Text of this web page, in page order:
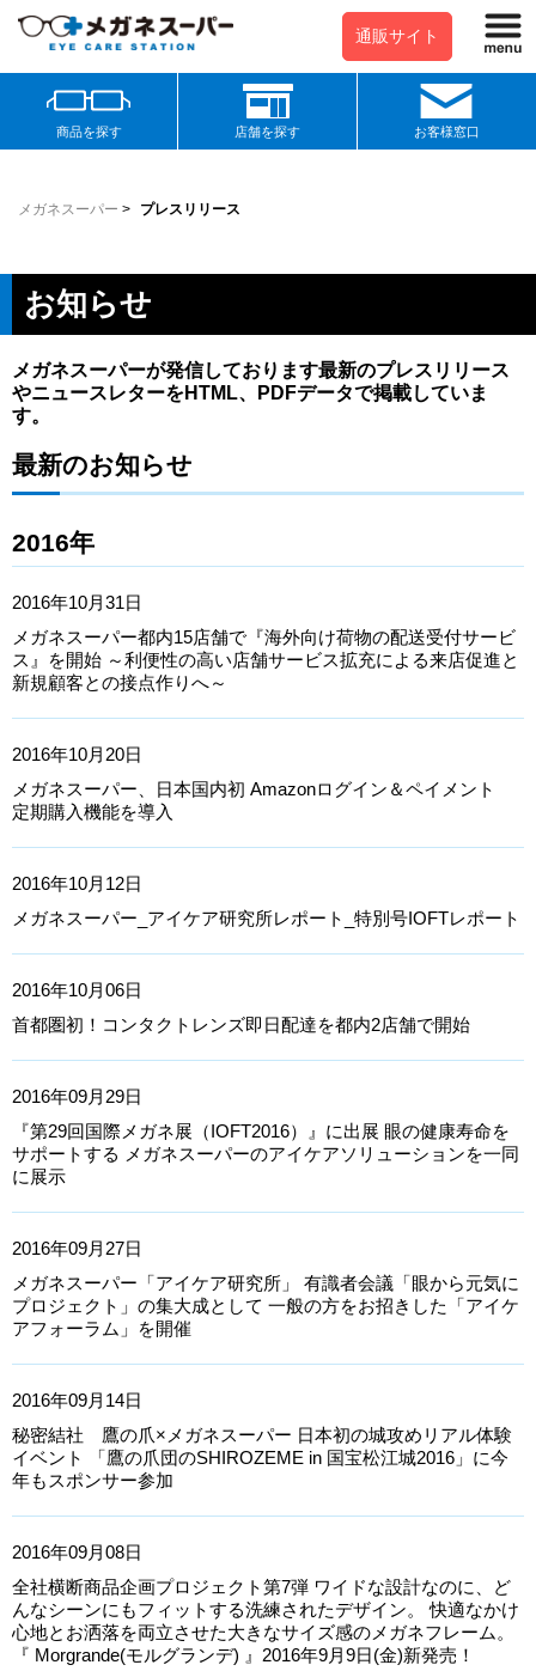
通販サイト
商品を探す 店舗を探す お客様窓口
メガネスーパー > プレスリリース
お知らせ
メガネスーパーが発信しております最新のプレスリリース
やニュースレターをHTML、PDFデータで掲載していま
す。
最新のお知らせ
2016年
2016年10月31日
メガネスーパー都内15店舗で『海外向け荷物の配送受付サービ
ス』を開始 ～利便性の高い店舗サービス拡充による来店促進と
新規顧客との接点作りへ～
2016年10月20日
メガネスーパー、日本国内初 Amazonログイン＆ペイメント
定期購入機能を導入
2016年10月12日
メガネスーパー_アイケア研究所レポート_特別号IOFTレポート
2016年10月06日
首都圏初！コンタクトレンズ即日配達を都内2店舗で開始
2016年09月29日
『第29回国際メガネ展（IOFT2016）』に出展 眼の健康寿命を
サポートする メガネスーパーのアイケアソリューションを一同
に展示
2016年09月27日
メガネスーパー「アイケア研究所」 有識者会議「眼から元気に
プロジェクト」の集大成として 一般の方をお招きした「アイケ
アフォーラム」を開催
2016年09月14日
秘密結社 鷹の爪×メガネスーパー 日本初の城攻めリアル体験
イベント 「鷹の爪団のSHIROZEME in 国宝松江城2016」に今
年もスポンサー参加
2016年09月08日
全社横断商品企画プロジェクト第7弾 ワイドな設計なのに、ど
んなシーンにもフィットする洗練されたデザイン。 快適なかけ
心地とお洒落を両立させた大きなサイズ感のメガネフレーム。
『 Morgrande(モルグランデ) 』2016年9月9日(金)新発売！